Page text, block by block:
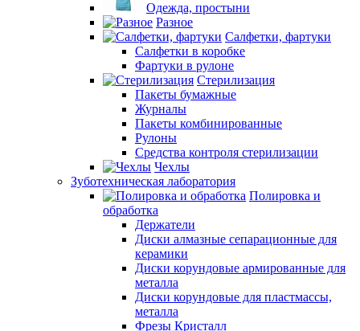
Одежда, простыни
Разное
Салфетки, фартуки
Салфетки в коробке
Фартуки в рулоне
Стерилизация
Пакеты бумажные
Журналы
Пакеты комбинированные
Рулоны
Средства контроля стерилизации
Чехлы
Зуботехническая лаборатория
Полировка и
обработка
Держатели
Диски алмазные сепарационные для
керамики
Диски корундовые армированные для
металла
Диски корундовые для пластмассы,
металла
Фрезы Кристалл